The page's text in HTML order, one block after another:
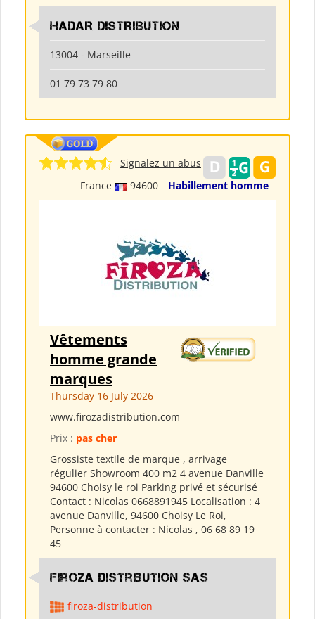
HADAR DISTRIBUTION
13004 - Marseille
01 79 73 79 80
France 94600 Habillement homme
Signalez un abus
Vêtements
homme grande
marques
Thursday 16 July 2026
www.firozadistribution.com
Prix : pas cher
Grossiste textile de marque , arrivage
régulier Showroom 400 m2 4 avenue Danville
94600 Choisy le roi Parking privé et sécurisé
Contact : Nicolas 0668891945 Localisation : 4
avenue Danville, 94600 Choisy Le Roi,
Personne à contacter : Nicolas , 06 68 89 19
45
Firoza Distribution SAS
firoza-distribution